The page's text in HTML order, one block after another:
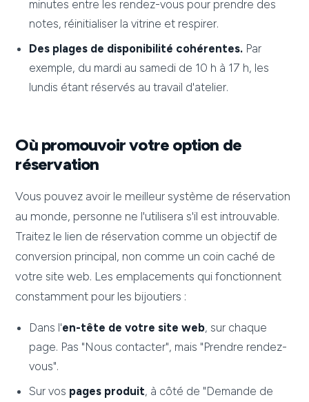
minutes entre les rendez-vous pour prendre des
notes, réinitialiser la vitrine et respirer.
Des plages de disponibilité cohérentes. Par
exemple, du mardi au samedi de 10 h à 17 h, les
lundis étant réservés au travail d'atelier.
Où promouvoir votre option de
réservation
Vous pouvez avoir le meilleur système de réservation
au monde, personne ne l'utilisera s'il est introuvable.
Traitez le lien de réservation comme un objectif de
conversion principal, non comme un coin caché de
votre site web. Les emplacements qui fonctionnent
constamment pour les bijoutiers :
Dans l'en-tête de votre site web, sur chaque
page. Pas "Nous contacter", mais "Prendre rendez-
vous".
Sur vos pages produit, à côté de "Demande de